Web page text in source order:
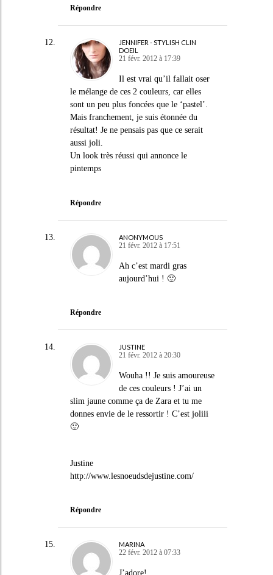
Répondre
JENNIFER - STYLISH CLIN
DOEIL
21 févr. 2012 à 17:39
Il est vrai qu’il fallait oser
le mélange de ces 2 couleurs, car elles
sont un peu plus foncées que le ‘pastel’.
Mais franchement, je suis étonnée du
résultat! Je ne pensais pas que ce serait
aussi joli.
Un look très réussi qui annonce le
pintemps
Répondre
ANONYMOUS
21 févr. 2012 à 17:51
Ah c’est mardi gras
aujourd’hui ! 🙂
Répondre
JUSTINE
21 févr. 2012 à 20:30
Wouha !! Je suis amoureuse
de ces couleurs ! J’ai un
slim jaune comme ça de Zara et tu me
donnes envie de le ressortir ! C’est joliii
🙂
Justine
http://www.lesnoeudsdejustine.com/
Répondre
MARINA
22 févr. 2012 à 07:33
J’adore!